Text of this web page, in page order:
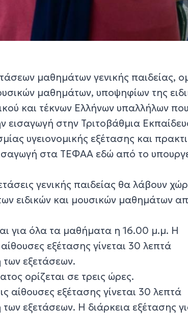
μαθημάτων γενικής παιδείας,
μαθημάτων, υποψηφίων της
και τέκνων Ελλήνων υπαλλήλων που
εισαγωγή στην Τριτοβάθμια
υγειονομικής εξέτασης και
στα ΤΕΦΑΑ εδώ από το
γενικής παιδείας θα λάβουν
ειδικών και μουσικών μαθημάτων
για όλα τα μαθήματα η 16.00 μ.μ. Η
εξέτασης γίνεται 30 λεπτά
των εξετάσεων.
ορίζεται σε τρεις ώρες.
εξέτασης γίνεται 30 λεπτά
εξετάσεων. Η διάρκεια εξέτασης